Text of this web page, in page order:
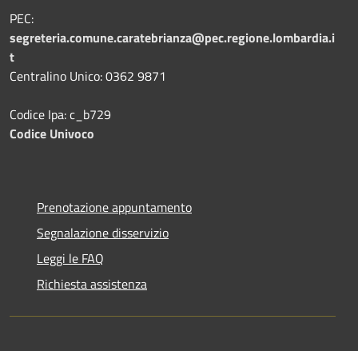
PEC:
segreteria.comune.caratebrianza@pec.regione.lombardia.i
t
Centralino Unico: 0362 9871
Codice Ipa: c_b729
Codice Univoco
Prenotazione appuntamento
Segnalazione disservizio
Leggi le FAQ
Richiesta assistenza